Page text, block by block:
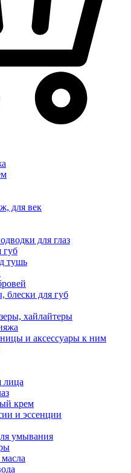
для век
для глаз
губ
тушь
для губ
хайлайтеры
и аксессуары к ним
лица
крем
и эссенции
умывания